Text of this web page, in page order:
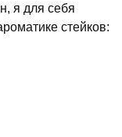
я для себя
стейков: